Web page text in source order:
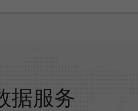
据服务